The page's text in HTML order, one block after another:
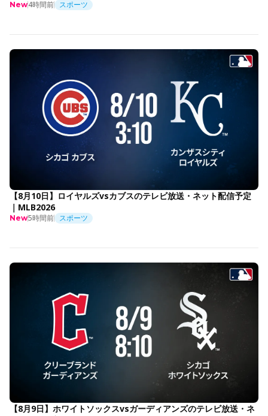
New4時間前 スポーツ
【8月10日】ロイヤルズvsカブスのテレビ放送・ネット配信予定
｜MLB2026
New5時間前 スポーツ
【8月9日】ホワイトソックスvsガーディアンズのテレビ放送・ネ